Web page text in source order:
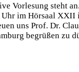
Vorlesung steht
Uhr im Hörsaal XXII
uns Prof. Dr.
begrüßen zu